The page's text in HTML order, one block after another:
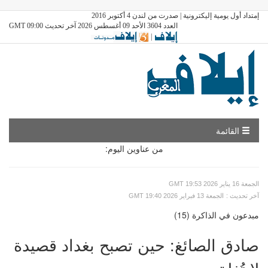
إمتداد أول يومية إليكترونية | صدرت من لندن 4 أكتوبر 2016
العدد 3604 الأحد 09 أغسطس 2026 آخر تحديث GMT 09:00
|
القائمة
من عناوين اليوم:
GMT الجمعة 16 يناير 2026 19:53
GMT الجمعة 13 فبراير 2026 19:40
: آخر تحديث
مبدعون في الذاكرة (15)
صادق الصائغ: حين تصبح بغداد قصيدة